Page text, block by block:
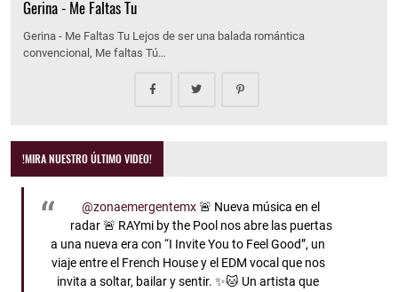
Gerina - Me Faltas Tu
Gerina - Me Faltas Tu Lejos de ser una balada romántica
convencional, Me faltas Tú…
!MIRA NUESTRO ÚLTIMO VIDEO!
@zonaemergentemx🚨 Nueva música en el
radar 🚨 RAYmi by the Pool nos abre las puertas
a una nueva era con “I Invite You to Feel Good”, un
viaje entre el French House y el EDM vocal que nos
invita a soltar, bailar y sentir. ✨🐱 Un artista que